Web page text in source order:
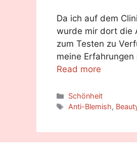
Da ich auf dem
wurde mir dort die
zum Testen zu
meine
Read more
Categories
Schönheit
Tags
Anti-Blemish,